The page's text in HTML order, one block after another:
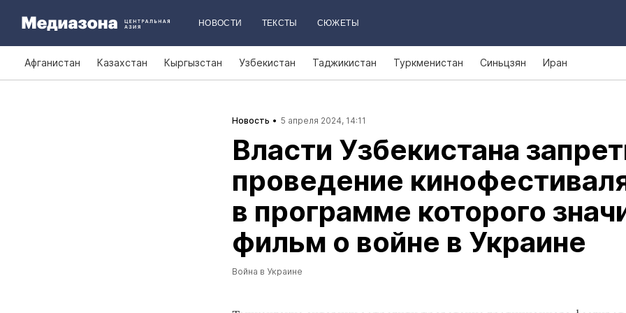
НОВОСТИ ТЕКСТЫ СЮЖЕТЫ
Афганистан Казахстан Кыргызстан Узбекистан Таджикистан Туркменистан Синьцзян Иран
Новость 5 апреля 2024, 14:11
Власти Узбекистана
проведение
в программе которого
фильм о войне в Украине
Война в Украине